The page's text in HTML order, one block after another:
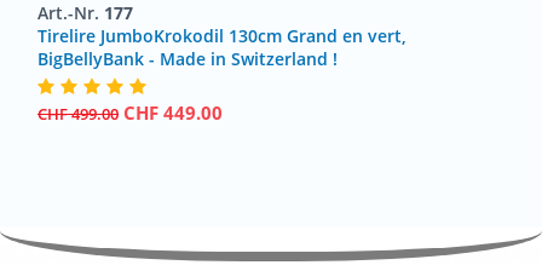
Art.-Nr. 177
Tirelire JumboKrokodil 130cm Grand en vert,
BigBellyBank - Made in Switzerland !
CHF499.00 CHF 449.00